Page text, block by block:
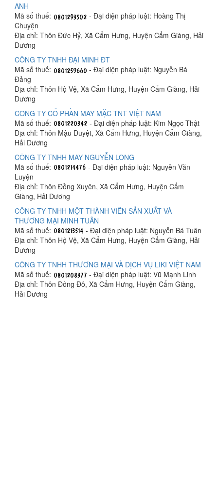
ANH
Mã số thuế:
- Đại diện pháp luật: Hoàng Thị
Chuyện
Địa chỉ: Thôn Đức Hỷ, Xã Cẩm Hưng, Huyện Cẩm Giàng, Hải
Dương
CÔNG TY TNHH ĐẠI MINH ĐT
Mã số thuế:
- Đại diện pháp luật: Nguyễn Bá
Đảng
Địa chỉ: Thôn Hộ Vệ, Xã Cẩm Hưng, Huyện Cẩm Giàng, Hải
Dương
CÔNG TY CỔ PHẦN MAY MẶC TNT VIỆT NAM
Mã số thuế:
- Đại diện pháp luật: Kim Ngọc Thật
Địa chỉ: Thôn Mậu Duyệt, Xã Cẩm Hưng, Huyện Cẩm Giàng,
Hải Dương
CÔNG TY TNHH MAY NGUYỄN LONG
Mã số thuế:
- Đại diện pháp luật: Nguyễn Văn
Luyện
Địa chỉ: Thôn Đồng Xuyên, Xã Cẩm Hưng, Huyện Cẩm
Giàng, Hải Dương
CÔNG TY TNHH MỘT THÀNH VIÊN SẢN XUẤT VÀ
THƯƠNG MẠI MINH TUÂN
Mã số thuế:
- Đại diện pháp luật: Nguyễn Bá Tuân
Địa chỉ: Thôn Hộ Vệ, Xã Cẩm Hưng, Huyện Cẩm Giàng, Hải
Dương
CÔNG TY TNHH THƯƠNG MẠI VÀ DỊCH VỤ LIKI VIỆT NAM
Mã số thuế:
- Đại diện pháp luật: Vũ Mạnh Linh
Địa chỉ: Thôn Đông Đô, Xã Cẩm Hưng, Huyện Cẩm Giàng,
Hải Dương